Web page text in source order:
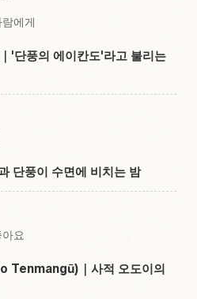
에게
'단풍의 에이칸도'라고 불리는
단풍이 수면에 비치는 밤
요
Tenmangū)｜사적 오도이의